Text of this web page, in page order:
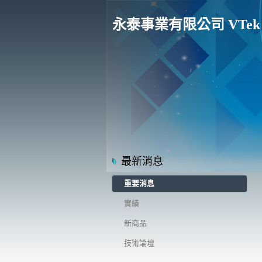
永泰事業有限公司
最新消息
重要消息
實績
新商品
技術論壇